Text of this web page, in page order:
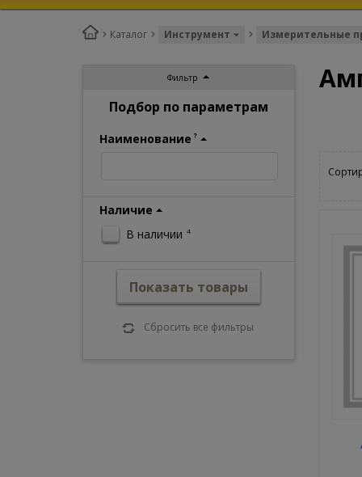
Каталог Инструмент Измерительные
Фильтр
Подбор по параметрам
Наименование ?
Наличие
В наличии 4
Показать товары
Сбросить все фильтры